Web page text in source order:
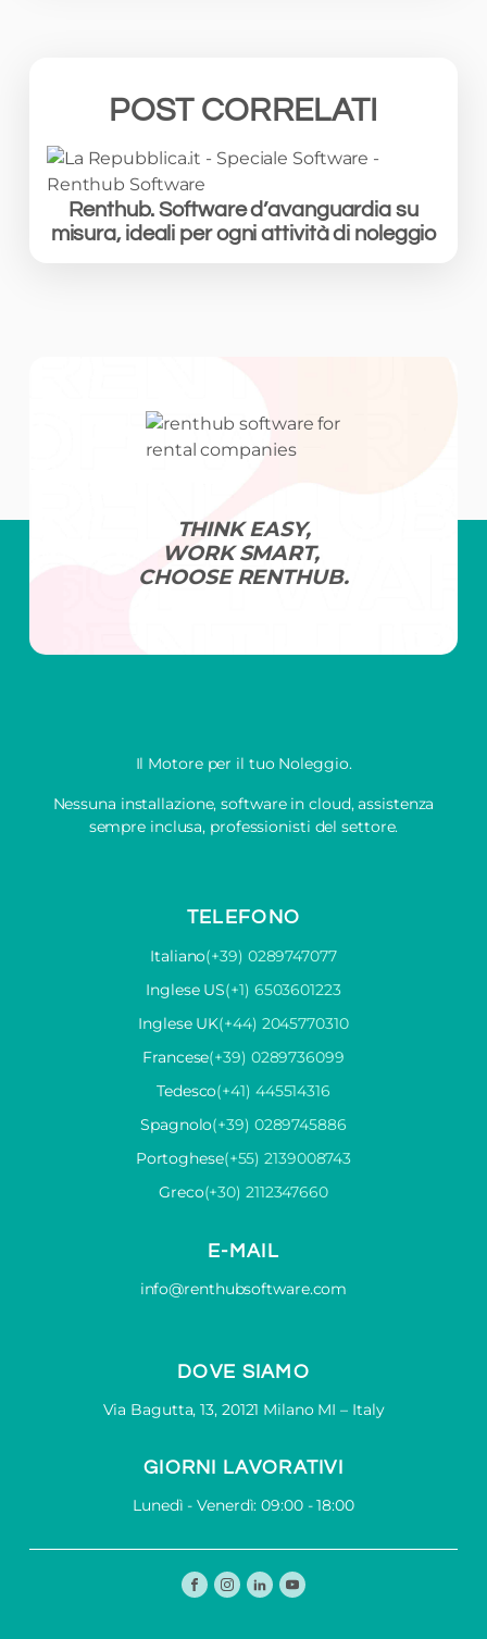
POST CORRELATI
Renthub. Software d’avanguardia su
misura, ideali per ogni attività di noleggio
THINK EASY,
WORK SMART,
CHOOSE RENTHUB.
Il Motore per il tuo Noleggio.
Nessuna installazione, software in cloud, assistenza
sempre inclusa, professionisti del settore.
TELEFONO
Italiano(+39) 0289747077
Inglese US(+1) 6503601223
Inglese UK(+44) 2045770310
Francese(+39) 0289736099
Tedesco(+41) 445514316
Spagnolo(+39) 0289745886
Portoghese(+55) 2139008743
Greco(+30) 2112347660
E-MAIL
info@renthubsoftware.com
DOVE SIAMO
Via Bagutta, 13, 20121 Milano MI – Italy
GIORNI LAVORATIVI
Lunedì - Venerdì: 09:00 - 18:00